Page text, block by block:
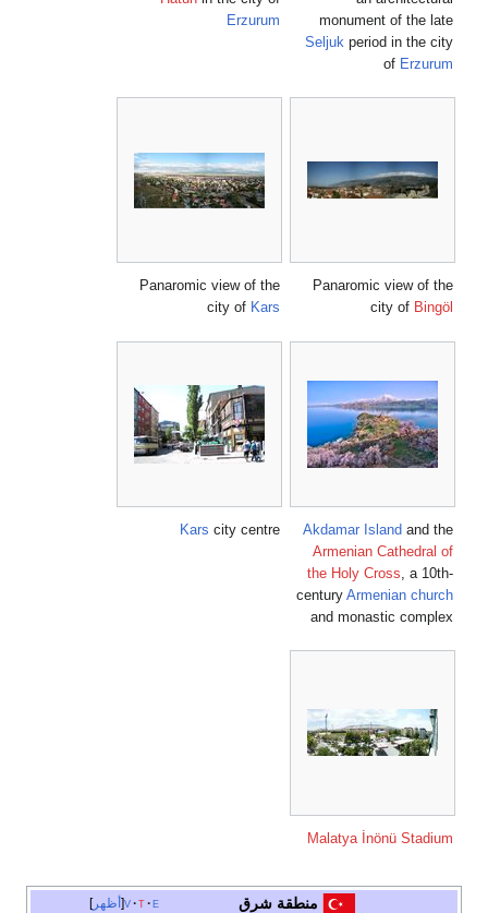
monument of the late
Seljuk period in the city
of Erzurum
Erzurum
Panaromic view of the
city of Bingöl
Panaromic view of the
city of Kars
Akdamar Island and the
Armenian Cathedral of
the Holy Cross , a 10th-
century Armenian church
and monastic complex
Kars city centre
Malatya İnönü Stadium
أظهر v t e
منطقة شرق